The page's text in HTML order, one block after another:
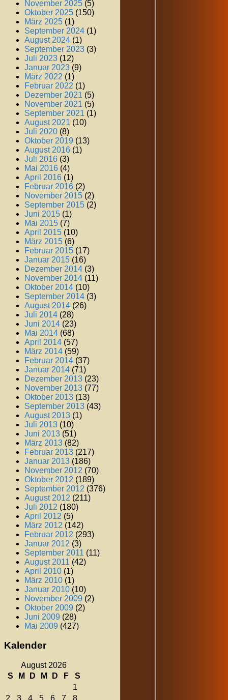
November 2025 (5)
Oktober 2025 (150)
März 2025 (1)
September 2024 (1)
August 2024 (1)
September 2023 (3)
Juli 2023 (12)
Januar 2023 (9)
März 2022 (1)
Februar 2022 (1)
Dezember 2021 (5)
November 2021 (5)
September 2021 (1)
August 2021 (10)
Juli 2020 (8)
Oktober 2019 (13)
August 2016 (1)
Juli 2016 (3)
Mai 2016 (4)
April 2016 (1)
Februar 2016 (2)
November 2015 (2)
September 2015 (2)
Juni 2015 (1)
Mai 2015 (7)
April 2015 (10)
März 2015 (6)
Februar 2015 (17)
Januar 2015 (16)
Dezember 2014 (3)
November 2014 (11)
Oktober 2014 (10)
September 2014 (3)
August 2014 (26)
Juli 2014 (28)
Juni 2014 (23)
Mai 2014 (68)
April 2014 (57)
März 2014 (59)
Februar 2014 (37)
Januar 2014 (71)
Dezember 2013 (23)
November 2013 (77)
Oktober 2013 (13)
September 2013 (43)
August 2013 (1)
Juli 2013 (10)
Juni 2013 (51)
März 2013 (82)
Februar 2013 (217)
Januar 2013 (186)
November 2012 (70)
Oktober 2012 (189)
September 2012 (376)
August 2012 (211)
Juli 2012 (180)
April 2012 (5)
März 2012 (142)
Februar 2012 (293)
Januar 2012 (3)
September 2011 (11)
August 2011 (42)
April 2010 (1)
März 2010 (1)
Januar 2010 (10)
November 2009 (2)
Oktober 2009 (2)
Juni 2009 (28)
Mai 2009 (427)
Kalender
August 2026
S
M D M D F
S
1